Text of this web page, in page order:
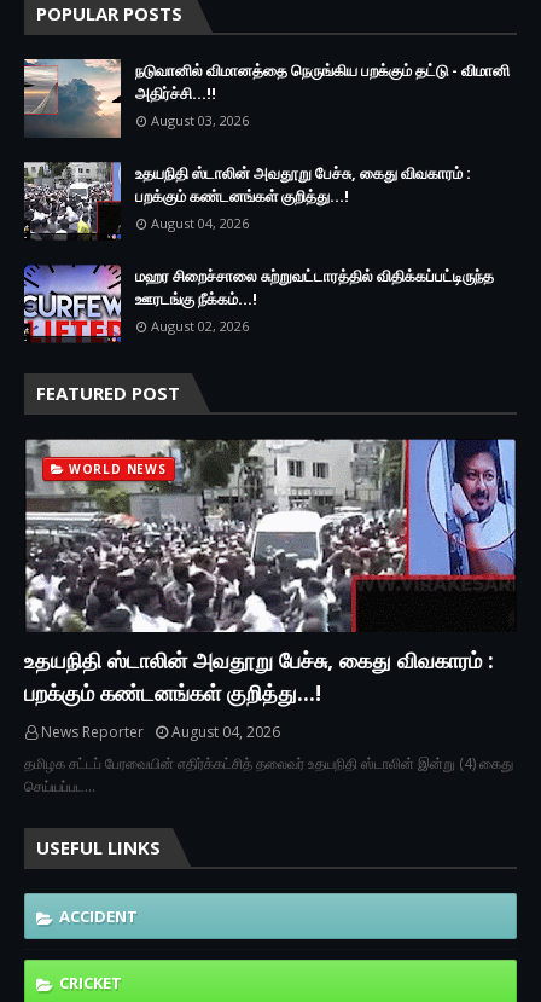
POPULAR POSTS
நடுவானில் விமானத்தை நெருங்கிய பறக்கும் தட்டு - விமானி
அதிர்ச்சி...!!
August 03, 2026
உதயநிதி ஸ்டாலின் அவதூறு பேச்சு, கைது விவகாரம் :
பறக்கும் கண்டனங்கள் குறித்து...!
August 04, 2026
மஹர சிறைச்சாலை சுற்றுவட்டாரத்தில் விதிக்கப்பட்டிருந்த
ஊரடங்கு நீக்கம்...!
August 02, 2026
FEATURED POST
WORLD NEWS
உதயநிதி ஸ்டாலின் அவதூறு பேச்சு, கைது விவகாரம் :
பறக்கும் கண்டனங்கள் குறித்து...!
News Reporter
August 04, 2026
தமிழக சட்டப் பேரவையின் எதிர்க்கட்சித் தலைவர் உதயநிதி ஸ்டாலின் இன்று (4) கைது
செய்யப்பட…
USEFUL LINKS
ACCIDENT
CRICKET